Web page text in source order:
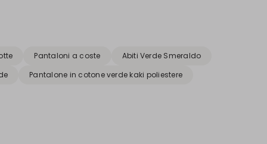
Pantaloni a coste
Abiti Verde Smeraldo
Pantalone in cotone verde kaki poliestere